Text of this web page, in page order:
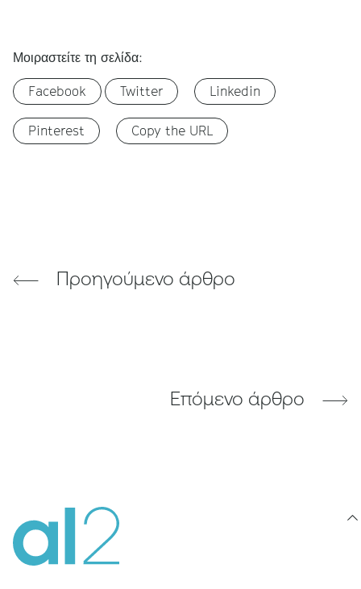
Μοιραστείτε τη σελίδα:
Facebook Twitter Linkedin
Pinterest Copy the URL
Προηγούμενο άρθρο
Επόμενο άρθρο